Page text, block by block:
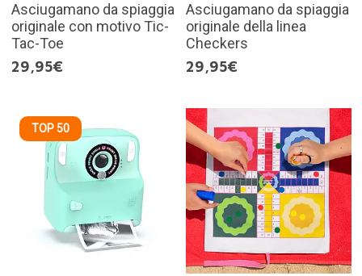
Asciugamano da spiaggia
originale con motivo Tic-
Tac-Toe
29,95€
Asciugamano da spiaggia
originale della linea
Checkers
29,95€
TOP 50